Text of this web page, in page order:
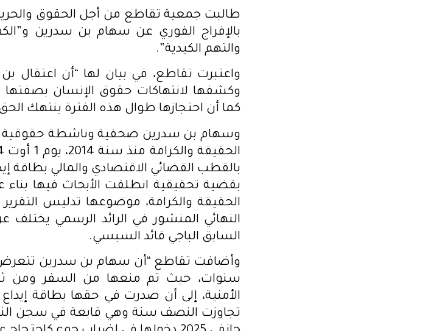
بالإفراج الفوري عن سهام بن سدرين
والتهم الكيدية”.
واعتبرت تقاطع، في بيان لها “أن اعتقال
وكشفها لانتهاكات حقوق الإنسان بصفتها
كما أن احتجازها طوال هذه الفترة ينتهك
وسهام بن سدرين صحفية وناشطة حقوقية
بالقطب القضائي الاقتصادي والمالي بطاقة
بقضية تحقيقية انطلقت الأبحاث فيها
الحقيقة والكرامة، موضوعها تدليس التقرير
النهائي المنشور في الرائد الرسمي
السابق الباجي قائد السبسي.
وأضافت تقاطع “أن سهام بن سدرين تتعرض
سنوات، حيث تم منعها من السفر ومن ثم
الأمنية، إلى أن صدرت في حقها بطاقة